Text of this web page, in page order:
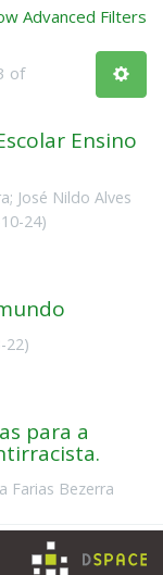
Advanced Filters
of
Ensino
; José Nildo Alves
24)
22)
para a
Farias Bezerra